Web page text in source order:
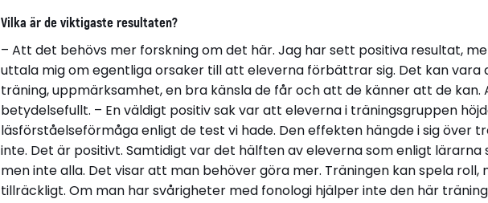
Vilka är de viktigaste resultaten?
– Att det behövs mer forskning om det här. Jag har sett positiva resultat,
uttala mig om egentliga orsaker till att eleverna förbättrar sig. Det kan vara
träning, uppmärksamhet, en bra känsla de får och att de känner att de
betydelsefullt. – En väldigt positiv sak var att eleverna i träningsgruppen
läsförståelseförmåga enligt de test vi hade. Den effekten hängde i sig över
inte. Det är positivt. Samtidigt var det hälften av eleverna som enligt lärarna
men inte alla. Det visar att man behöver göra mer. Träningen kan spela roll,
tillräckligt. Om man har svårigheter med fonologi hjälper inte den här